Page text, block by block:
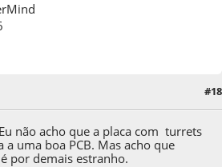
#18
não acho que a placa com turrets
a uma boa PCB. Mas acho que
por demais estranho.